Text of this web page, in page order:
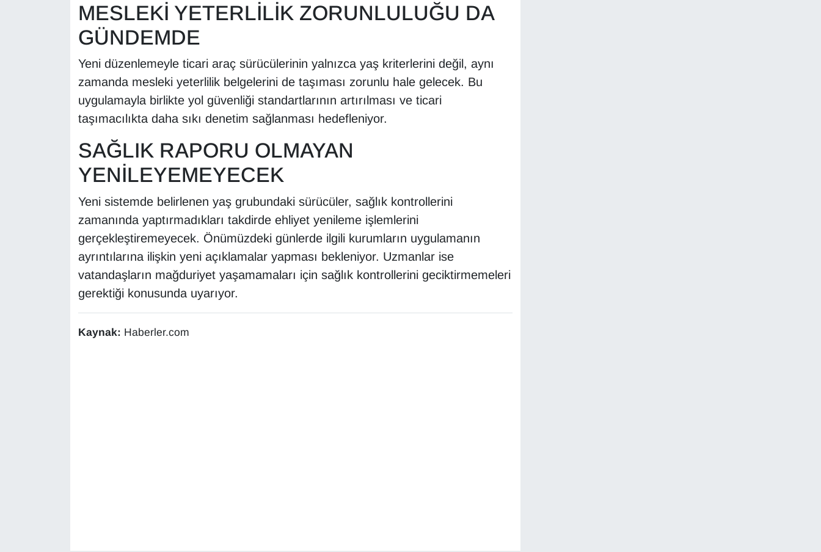
MESLEKİ YETERLİLİK ZORUNLULUĞU DA
GÜNDEMDE
Yeni düzenlemeyle ticari araç sürücülerinin yalnızca yaş kriterlerini değil, aynı
zamanda mesleki yeterlilik belgelerini de taşıması zorunlu hale gelecek. Bu
uygulamayla birlikte yol güvenliği standartlarının artırılması ve ticari
taşımacılıkta daha sıkı denetim sağlanması hedefleniyor.
SAĞLIK RAPORU OLMAYAN
YENİLEYEMEYECEK
Yeni sistemde belirlenen yaş grubundaki sürücüler, sağlık kontrollerini
zamanında yaptırmadıkları takdirde ehliyet yenileme işlemlerini
gerçekleştiremeyecek. Önümüzdeki günlerde ilgili kurumların uygulamanın
ayrıntılarına ilişkin yeni açıklamalar yapması bekleniyor. Uzmanlar ise
vatandaşların mağduriyet yaşamamaları için sağlık kontrollerini geciktirmemeleri
gerektiği konusunda uyarıyor.
Kaynak: Haberler.com